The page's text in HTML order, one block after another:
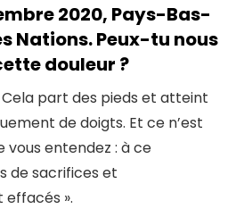
2020, Pays-Bas-
Nations. Peux-tu nous
douleur ?
Cela part des pieds et atteint
de doigts. Et ce n’est
vous entendez : à ce
de sacrifices et
».